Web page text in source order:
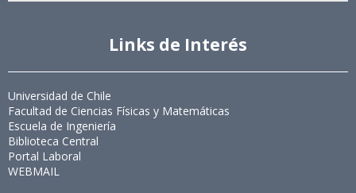
Links de Interés
Universidad de Chile
Facultad de Ciencias Físicas y Matemáticas
Escuela de Ingeniería
Biblioteca Central
Portal Laboral
WEBMAIL